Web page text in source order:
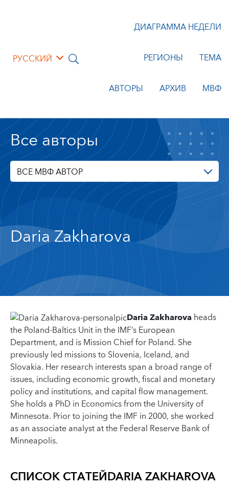
РУССКИЙ
ДИАГРАММА НЕДЕЛИ
РЕГИОНЫ ТЕМА
АВТОРЫ АРХИВ МВФ
Все авторы
ВСЕ МВФ АВТОР
Daria Zakharova
Daria Zakharovaheads
the Poland-Baltics Unit in the IMF’s European
Department, and is Mission Chief for Poland. She
previously led missions to Slovenia, Iceland, and
Slovakia. Her research interests span a broad range of
issues, including economic growth, fiscal and monetary
policy and institutions, and capital flow management.
She holds a PhD in Economics from the University of
Minnesota. Prior to joining the IMF in 2000, she worked
as an associate analyst at the Federal Reserve Bank of
Minneapolis.
СПИСОК СТАТЕЙDARIA ZAKHAROVA